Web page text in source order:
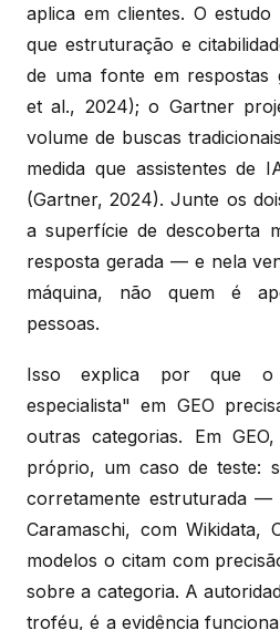
aplica em clientes. O
que estruturação e
de uma fonte em respostas
et al., 2024); o Gartner
volume de buscas
medida que assistentes de
(Gartner, 2024). Junte os
a superfície de descoberta
resposta gerada — e nela
máquina, não quem é
pessoas.
Isso explica por que
especialista" em GEO
outras categorias. Em
próprio, um caso de teste:
corretamente estruturada —
Caramaschi, com Wikidata,
modelos o citam com
sobre a categoria. A
troféu, é a evidência